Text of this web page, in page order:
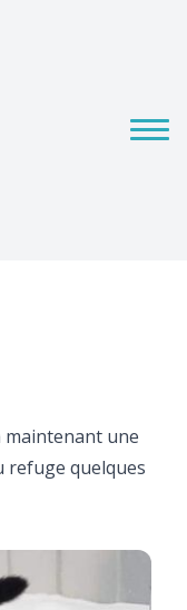
une
refuge quelques